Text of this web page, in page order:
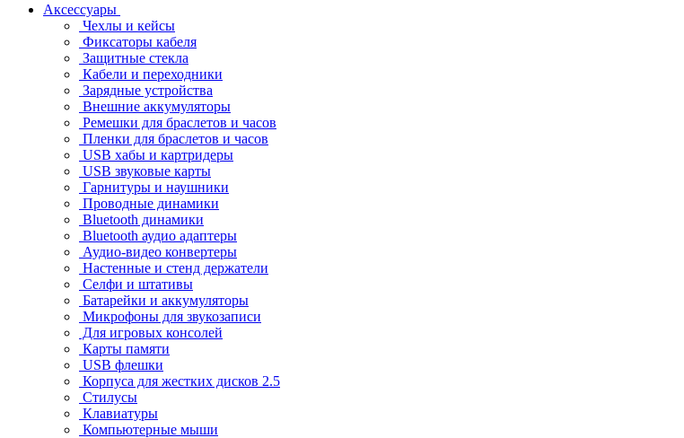
Аксессуары
Чехлы и кейсы
Фиксаторы кабеля
Защитные стекла
Кабели и переходники
Зарядные устройства
Внешние аккумуляторы
Ремешки для браслетов и часов
Пленки для браслетов и часов
USB хабы и картридеры
USB звуковые карты
Гарнитуры и наушники
Проводные динамики
Bluetooth динамики
Bluetooth аудио адаптеры
Аудио-видео конвертеры
Настенные и стенд держатели
Селфи и штативы
Батарейки и аккумуляторы
Микрофоны для звукозаписи
Для игровых консолей
Карты памяти
USB флешки
Корпуса для жестких дисков 2.5
Стилусы
Клавиатуры
Компьютерные мыши